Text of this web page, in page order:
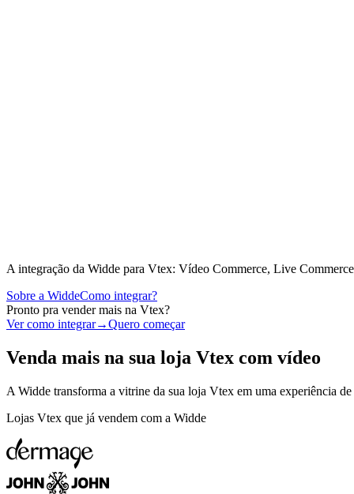
A integração da Widde para Vtex: Vídeo Commerce, Live
Sobre a WiddeComo integrar?
Pronto pra vender mais na Vtex?
Ver como integrar→Quero começar
Venda mais na sua loja Vtex com vídeo
A Widde transforma a vitrine da sua loja Vtex em uma experiência
Lojas Vtex que já vendem com a Widde